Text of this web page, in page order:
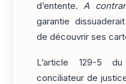
d’entente.A
garantie
de découvrir ses
L’article 129-5
conciliateur de